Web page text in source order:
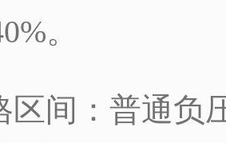
。
区间：普通负